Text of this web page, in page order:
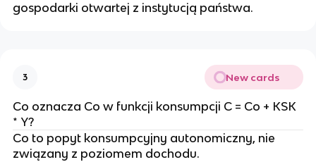
gospodarki otwartej z instytucją państwa.
3 New cards
Co oznacza Co w funkcji konsumpcji C = Co + KSK
* Y?
Co to popyt konsumpcyjny autonomiczny, nie
związany z poziomem dochodu.